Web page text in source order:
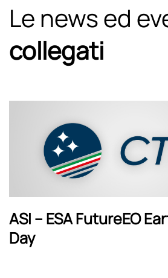
Le news ed
collegati
ASI – ESA FutureEO
Day